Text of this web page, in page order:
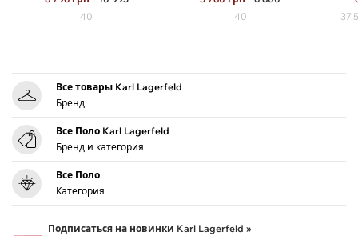
40
40
Все товары Karl Lagerfeld
Бренд
Все Поло Karl Lagerfeld
Бренд и категория
Все Поло
Категория
Подписаться на новинки Karl Lagerfeld »